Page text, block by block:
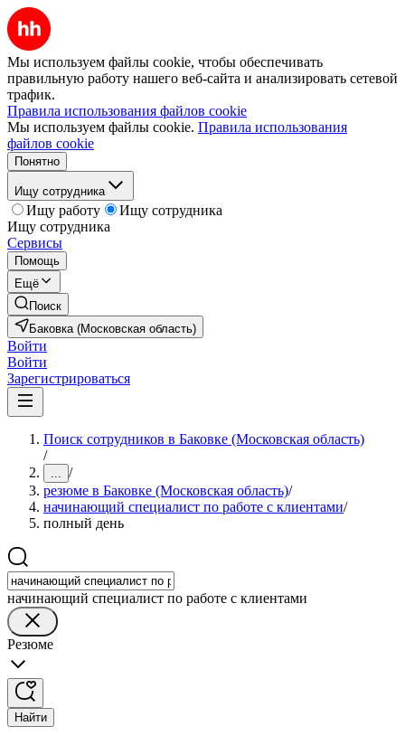
Мы используем файлы cookie, чтобы обеспечивать
правильную работу нашего веб-сайта и анализировать сетевой
трафик.
Правила использования файлов cookie
Мы используем файлы cookie. Правила использования
файлов cookie
Понятно
Ищу сотрудника
Ищу работу
Ищу сотрудника
Ищу сотрудника
Сервисы
Помощь
Ещё
Поиск
Баковка (Московская область)
Войти
Войти
Зарегистрироваться
Поиск сотрудников в Баковке (Московская область)
/
... /
резюме в Баковке (Московская область)/
начинающий специалист по работе с клиентами/
полный день
начинающий специалист по работе с клиентами
Резюме
Найти